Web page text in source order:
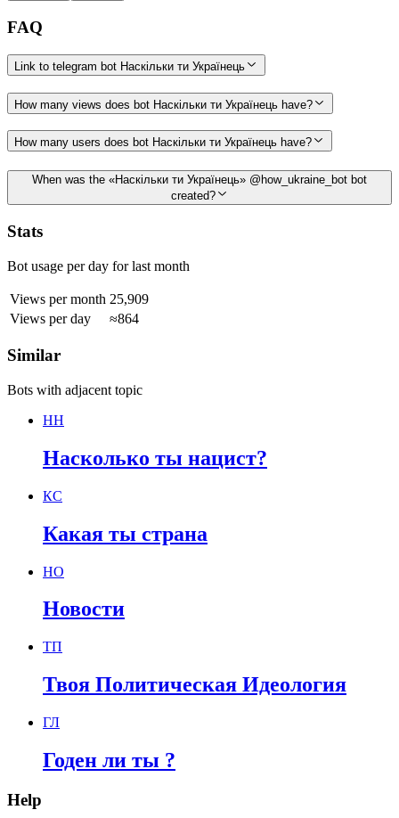
FAQ
Link to telegram bot Наскільки ти Українець
How many views does bot Наскільки ти Українець have?
How many users does bot Наскільки ти Українець have?
When was the «Наскільки ти Українець» @how_ukraine_bot bot
created?
Stats
Bot usage per day for last month
Views per month 25,909
Views per day
≈864
Similar
Bots with adjacent topic
НН
Насколько ты нацист?
КС
Какая ты страна
НО
Новости
ТП
Твоя Политическая Идеология
ГЛ
Годен ли ты ?
Help